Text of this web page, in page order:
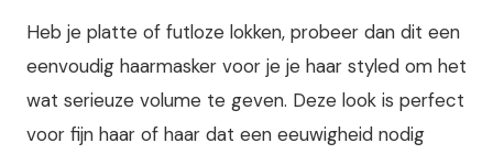
Heb je platte of futloze lokken, probeer dan dit een
eenvoudig haarmasker voor je je haar styled om het
wat serieuze volume te geven. Deze look is perfect
voor fijn haar of haar dat een eeuwigheid nodig